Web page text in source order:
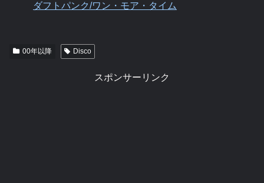
ダフトパンク/ワン・モア・タイム
00年以降 Disco
スポンサーリンク